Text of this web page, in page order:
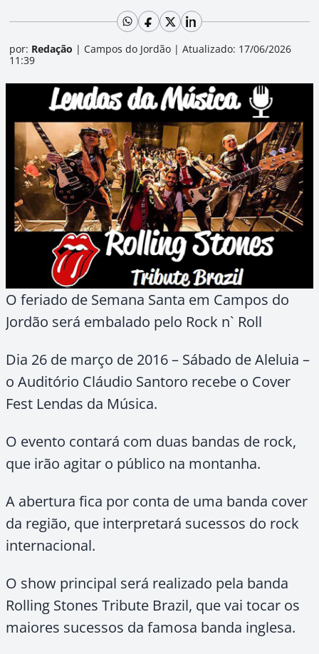
por: Redação | Campos do Jordão | Atualizado: 17/06/2026
11:39
O feriado de Semana Santa em Campos do
Jordão será embalado pelo Rock n` Roll
Dia 26 de março de 2016 – Sábado de Aleluia –
o Auditório Cláudio Santoro recebe o Cover
Fest Lendas da Música.
O evento contará com duas bandas de rock,
que irão agitar o público na montanha.
A abertura fica por conta de uma banda cover
da região, que interpretará sucessos do rock
internacional.
O show principal será realizado pela banda
Rolling Stones Tribute Brazil, que vai tocar os
maiores sucessos da famosa banda inglesa.